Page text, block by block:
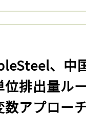
、中
排出量ル
アプロー